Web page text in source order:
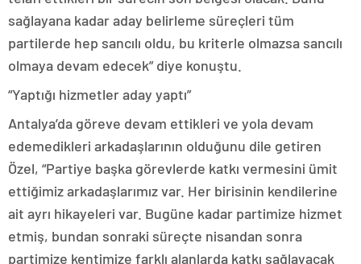
sağlayana kadar aday belirleme süreçleri tüm
partilerde hep sancılı oldu, bu kriterle olmazsa sancılı
olmaya devam edecek” diye konuştu.
“Yaptığı hizmetler aday yaptı”
Antalya’da göreve devam ettikleri ve yola devam
edemedikleri arkadaşlarının olduğunu dile getiren
Özel, “Partiye başka görevlerde katkı vermesini ümit
ettiğimiz arkadaşlarımız var. Her birisinin kendilerine
ait ayrı hikayeleri var. Bugüne kadar partimize hizmet
etmiş, bundan sonraki süreçte nisandan sonra
partimize kentimize farklı alanlarda katkı sağlayacak